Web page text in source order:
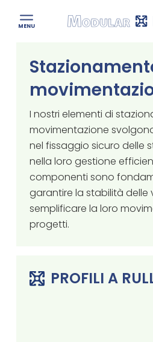
MENU
I nostri elementi di
movimentazione
nel fissaggio sicuro delle
nella loro gestione
componenti sono
garantire la stabilità delle
semplificare la loro
progetti.
PROFILI A